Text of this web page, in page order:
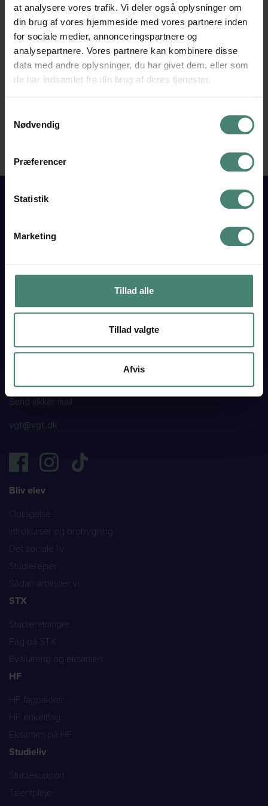
at analysere vores trafik. Vi deler også oplysninger om
din brug af vores hjemmeside med vores partnere inden
for sociale medier, annonceringspartnere og
analysepartnere. Vores partnere kan kombinere disse
data med andre oplysninger, du har givet dem, eller som
de har indsamlet fra din brug af deres tjenester.
Nødvendig
Præferencer
Statistik
Marketing
Tillad alle
Tillad valgte
Afvis
Elena Hedegaard
Studie- og karrierevejleder
ehe@studievalg.dk
33 33 20 23
VESTJYSK
TARM
Skolegade 15
Institutionsnr. 760002
Send sikker mail
vgt@vgt.dk
Bliv elev
Optagelse
Introkurser og brobygning
Det sociale liv
Studierejser
Sådan arbejder vi
STX
Studieretninger
Fag på STX
Evaluering og eksamen
HF
HF fagpakker
HF enkeltfag
Eksamen på HF
Studieliv
Studiesupport
Talentpleje